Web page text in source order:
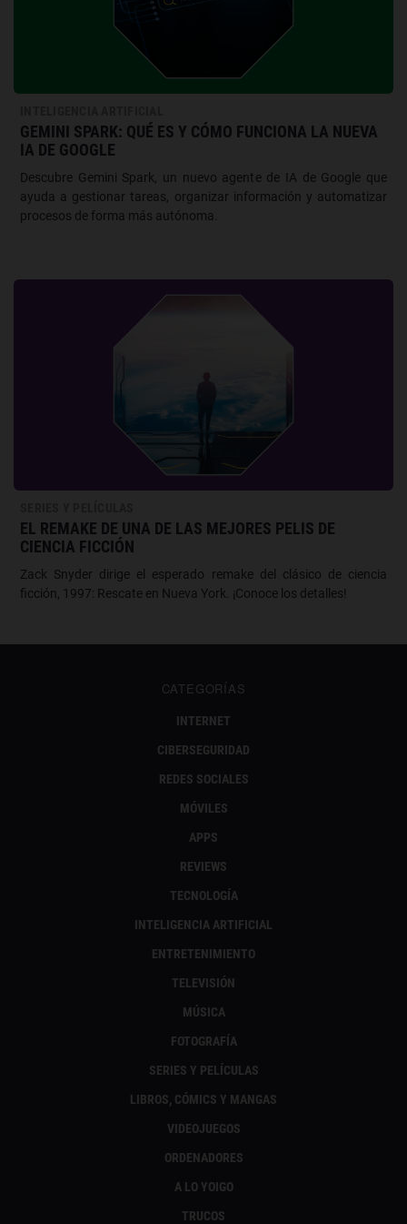
GEMINI SPARK: QUÉ ES Y CÓMO FUNCIONA LA NUEVA
IA DE GOOGLE
Descubre Gemini Spark, un nuevo agente de IA de Google que
ayuda a gestionar tareas, organizar información y automatizar
procesos de forma más autónoma.
EL REMAKE DE UNA DE LAS MEJORES PELIS DE
CIENCIA FICCIÓN
Zack Snyder dirige el esperado remake del clásico de ciencia
ficción, 1997: Rescate en Nueva York. ¡Conoce los detalles!
CATEGORÍAS
INTERNET
CIBERSEGURIDAD
REDES SOCIALES
MÓVILES
APPS
REVIEWS
TECNOLOGÍA
INTELIGENCIA ARTIFICIAL
ENTRETENIMIENTO
TELEVISIÓN
MÚSICA
FOTOGRAFÍA
SERIES Y PELÍCULAS
LIBROS, CÓMICS Y MANGAS
VIDEOJUEGOS
ORDENADORES
A LO YOIGO
TRUCOS